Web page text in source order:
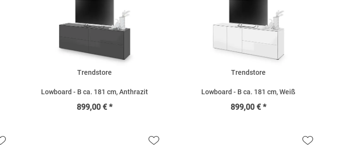
Trendstore
Lowboard - B ca. 181 cm, Anthrazit
899,00 € *
Trendstore
Lowboard - B ca. 181 cm, Weiß
899,00 € *